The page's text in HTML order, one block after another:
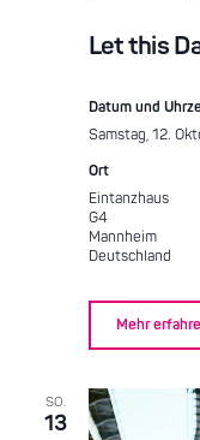
Let this
Datum und
Samstag, 12.
Ort
Eintanzhaus
G4
Mannheim
Deutschland
Mehr
SO.
13